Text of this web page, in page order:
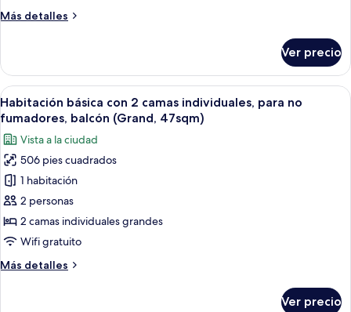
individuales,
fumadores
(with
Lounge
Access)
Más detalles
Más
básica
con
2
camas
individuales,
para
no
fumadores
(with
Lounge
Ver precio
Abrir
todas
las
fotos
de
Habitación
básica
con
2
individuales,
Habitación de hotel con sofá, dos
13
Habitación básica con 2 camas individuales, para no
fumadores, balcón (Grand, 47sqm)
Vista a la ciudad
506 pies cuadrados
1 habitación
2 personas
2 camas individuales grandes
Wifi gratuito
Más detalles
Más
Ver precio